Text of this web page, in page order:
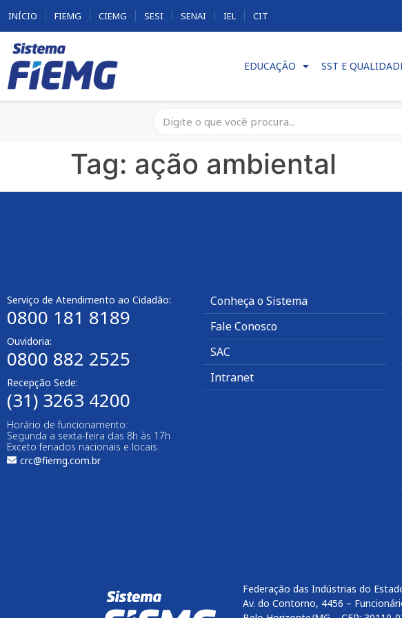
INÍCIO FIEMG CIEMG SESI SENAI IEL CIT
EDUCAÇÃO SST E
Tag: ação ambiental
Serviço de Atendimento ao Cidadão:
0800 181 8189
Ouvidoria:
0800 882 2525​
Recepção Sede:
(31) 3263 4200
Horário de funcionamento:
Segunda a sexta-feira das 8h às 17h
Exceto feriados nacionais e locais.
crc@fiemg.com.br
Conheça o Sistema
Fale Conosco
SAC
Intranet
Federação das Indústrias do
Av. do Contorno, 4456 –